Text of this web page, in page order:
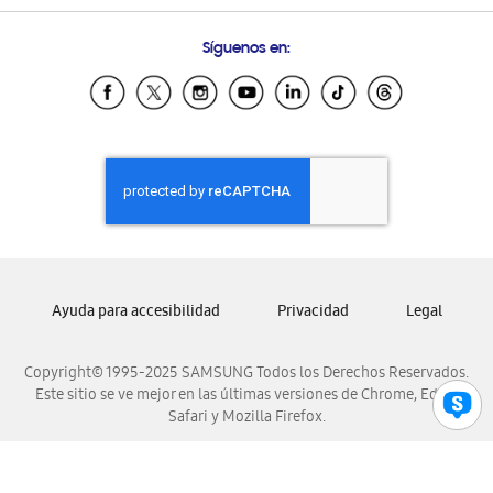
Samsung Ecuador
Samsung El Salvador
Samsung Honduras
Samsung Nicaragua
Samsung Panamá
Samsung Venezuela
Síguenos en:
Copyright© 1995-2025 SAMSUNG Todos los Derechos Reservados.
Este sitio se ve mejor en las últimas versiones de Chrome, Edge,
Safari y Mozilla Firefox.
Ayuda para accesibilidad Privacidad Legal